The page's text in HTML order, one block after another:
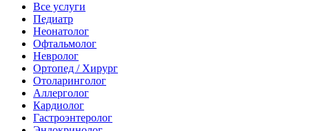
Все услуги
Педиатр
Неонатолог
Офтальмолог
Невролог
Ортопед / Хирург
Отоларинголог
Аллерголог
Кардиолог
Гастроэнтеролог